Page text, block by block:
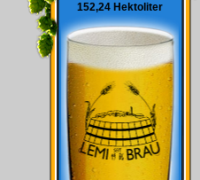
152,24 Hektoliter